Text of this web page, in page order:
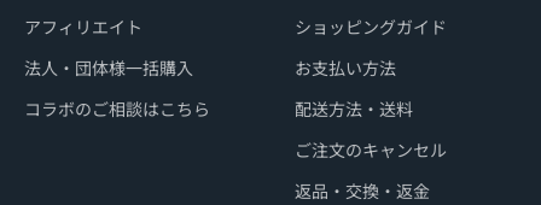
アフィリエイト
法人・団体様一括購入
コラボのご相談はこちら
ショッピングガイド
お支払い方法
配送方法・送料
ご注文のキャンセル
返品・交換・返金